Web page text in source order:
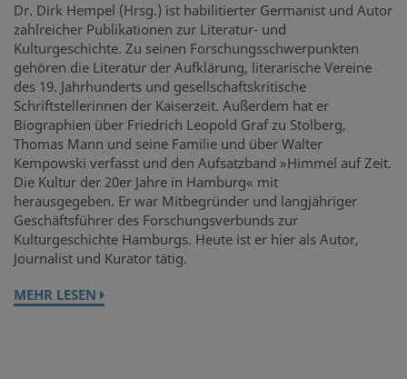
Dr. Dirk Hempel (Hrsg.) ist habilitierter Germanist und Autor
zahlreicher Publikationen zur Literatur- und
Kulturgeschichte. Zu seinen Forschungsschwerpunkten
gehören die Literatur der Aufklärung, literarische Vereine
des 19. Jahrhunderts und gesellschaftskritische
Schriftstellerinnen der Kaiserzeit. Außerdem hat er
Biographien über Friedrich Leopold Graf zu Stolberg,
Thomas Mann und seine Familie und über Walter
Kempowski verfasst und den Aufsatzband »Himmel auf Zeit.
Die Kultur der 20er Jahre in Hamburg« mit
herausgegeben. Er war Mitbegründer und langjähriger
Geschäftsführer des Forschungsverbunds zur
Kulturgeschichte Hamburgs. Heute ist er hier als Autor,
Journalist und Kurator tätig.
MEHR LESEN